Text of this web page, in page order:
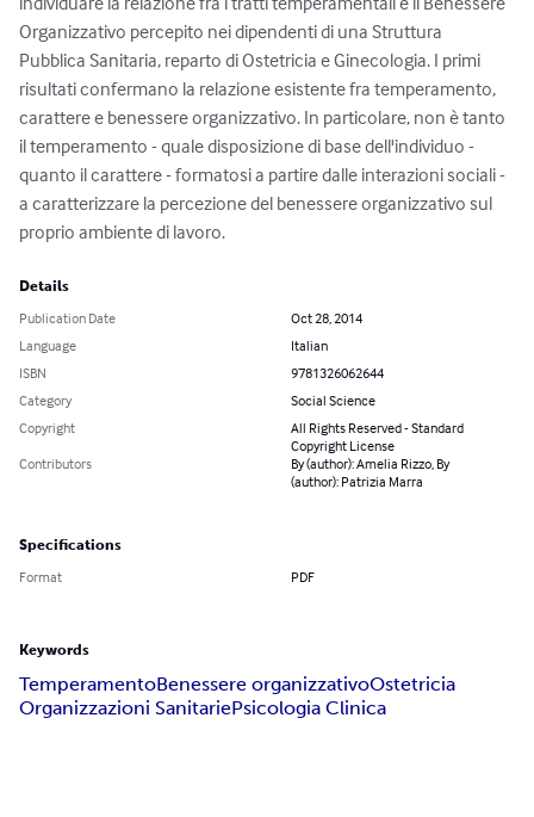
Organizzativo percepito nei dipendenti di una Struttura
Pubblica Sanitaria, reparto di Ostetricia e Ginecologia. I primi
risultati confermano la relazione esistente fra temperamento,
carattere e benessere organizzativo. In particolare, non è tanto
il temperamento - quale disposizione di base dell'individuo -
quanto il carattere - formatosi a partire dalle interazioni sociali -
a caratterizzare la percezione del benessere organizzativo sul
proprio ambiente di lavoro.
Details
Publication Date
Oct 28, 2014
Language
Italian
ISBN
9781326062644
Category
Social Science
Copyright
All Rights Reserved - Standard
Copyright License
Contributors
By (author): Amelia Rizzo, By
(author): Patrizia Marra
Specifications
Format PDF
Keywords
TemperamentoBenessere organizzativoOstetricia
Organizzazioni SanitariePsicologia Clinica